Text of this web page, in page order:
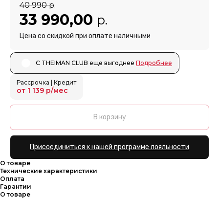
Цена со скидкой при оплате наличными
33 990,00 р.
40 990 р.
С THEIMAN CLUB еще выгоднее ㅤㅤ Подробнее
Рассрочка | Кредит
от 1 139 р/мес
В корзину
Присоединиться к нашей программе лояльности
О товаре
Технические характеристики
Оплата
Гарантии
О товаре